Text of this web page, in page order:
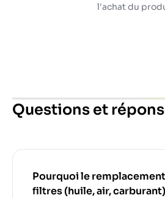
l'achat du
Questions et
Pourquoi le
filtres (huile, air,